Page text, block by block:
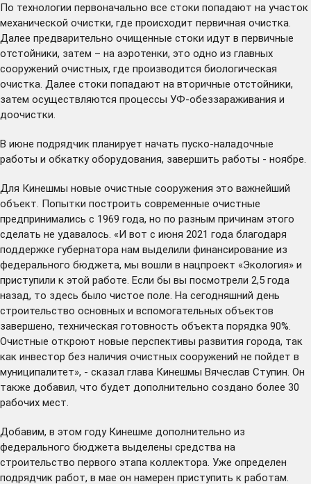
По технологии первоначально все стоки попадают на участок
механической очистки, где происходит первичная очистка.
Далее предварительно очищенные стоки идут в первичные
отстойники, затем – на аэротенки, это одно из главных
сооружений очистных, где производится биологическая
очистка. Далее стоки попадают на вторичные отстойники,
затем осуществляются процессы УФ-обеззараживания и
доочистки.
В июне подрядчик планирует начать пуско-наладочные
работы и обкатку оборудования, завершить работы - ноябре.
Для Кинешмы новые очистные сооружения это важнейший
объект. Попытки построить современные очистные
предпринимались с 1969 года, но по разным причинам этого
сделать не удавалось. «И вот с июня 2021 года благодаря
поддержке губернатора нам выделили финансирование из
федерального бюджета, мы вошли в нацпроект «Экология» и
приступили к этой работе. Если бы вы посмотрели 2,5 года
назад, то здесь было чистое поле. На сегодняшний день
строительство основных и вспомогательных объектов
завершено, техническая готовность объекта порядка 90%.
Очистные откроют новые перспективы развития города, так
как инвестор без наличия очистных сооружений не пойдет в
муниципалитет», - сказал глава Кинешмы Вячеслав Ступин. Он
также добавил, что будет дополнительно создано более 30
рабочих мест.
Добавим, в этом году Кинешме дополнительно из
федерального бюджета выделены средства на
строительство первого этапа коллектора. Уже определен
подрядчик работ, в мае он намерен приступить к работам.